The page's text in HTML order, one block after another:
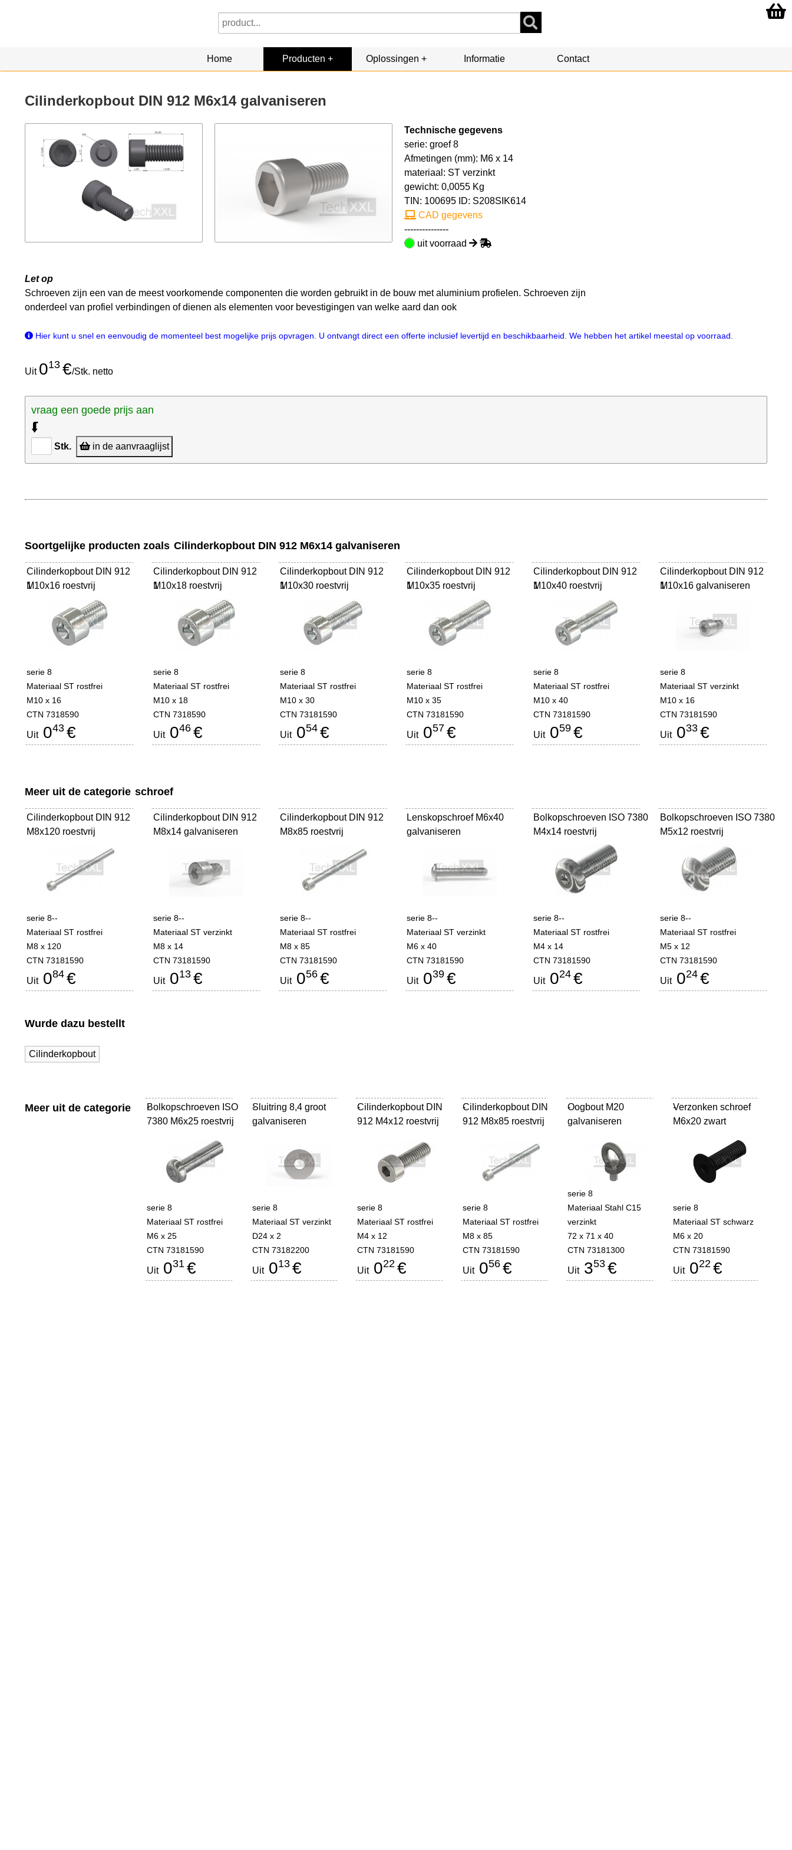
Home Producten Oplossingen Informatie Contact
Cilinderkopbout DIN 912 M6x14 galvaniseren
Technische gegevens
serie: groef 8
Afmetingen (mm): M6 x 14
materiaal: ST verzinkt
gewicht: 0,0055 Kg
TIN: 100695 ID: S208SIK614
CAD gegevens
---------------
uit voorraad
Let op
Schroeven zijn een van de meest voorkomende componenten die worden gebruikt in de bouw met aluminium profielen. Schroeven zijn
onderdeel van profiel verbindingen of dienen als elementen voor bevestigingen van welke aard dan ook
Hier kunt u snel en eenvoudig de momenteel best mogelijke prijs opvragen. U ontvangt direct een offerte inclusief levertijd en beschikbaarheid. We hebben het artikel meestal op voorraad.
Uit 013 €/Stk. netto
vraag een goede prijs aan
⮮
Stk. in de aanvraaglijst
Soortgelijke producten zoals Cilinderkopbout DIN 912 M6x14 galvaniseren
Cilinderkopbout DIN 912
M10x16 roestvrij
1
serie 8
Materiaal ST rostfrei
M10 x 16
CTN 7318590
Uit043 €
Cilinderkopbout DIN 912
M10x18 roestvrij
1
serie 8
Materiaal ST rostfrei
M10 x 18
CTN 7318590
Uit046 €
Cilinderkopbout DIN 912
M10x30 roestvrij
1
serie 8
Materiaal ST rostfrei
M10 x 30
CTN 73181590
Uit054 €
Cilinderkopbout DIN 912
M10x35 roestvrij
1
serie 8
Materiaal ST rostfrei
M10 x 35
CTN 73181590
Uit057 €
Cilinderkopbout DIN 912
M10x40 roestvrij
1
serie 8
Materiaal ST rostfrei
M10 x 40
CTN 73181590
Uit059 €
Cilinderkopbout DIN 912
M10x16 galvaniseren
1
serie 8
Materiaal ST verzinkt
M10 x 16
CTN 73181590
Uit033 €
Meer uit de categorie schroef
Cilinderkopbout DIN 912
M8x120 roestvrij
serie 8--
Materiaal ST rostfrei
M8 x 120
CTN 73181590
Uit084 €
Cilinderkopbout DIN 912
M8x14 galvaniseren
serie 8--
Materiaal ST verzinkt
M8 x 14
CTN 73181590
Uit013 €
Cilinderkopbout DIN 912
M8x85 roestvrij
serie 8--
Materiaal ST rostfrei
M8 x 85
CTN 73181590
Uit056 €
Lenskopschroef M6x40
galvaniseren
serie 8--
Materiaal ST verzinkt
M6 x 40
CTN 73181590
Uit039 €
Bolkopschroeven ISO 7380
M4x14 roestvrij
serie 8--
Materiaal ST rostfrei
M4 x 14
CTN 73181590
Uit024 €
Bolkopschroeven ISO 7380
M5x12 roestvrij
serie 8--
Materiaal ST rostfrei
M5 x 12
CTN 73181590
Uit024 €
Wurde dazu bestellt
Cilinderkopbout
Meer uit de categorie
Bolkopschroeven ISO
7380 M6x25 roestvrij
-
serie 8
Materiaal ST rostfrei
M6 x 25
CTN 73181590
Uit031 €
Sluitring 8,4 groot
galvaniseren
-
serie 8
Materiaal ST verzinkt
D24 x 2
CTN 73182200
Uit013 €
Cilinderkopbout DIN
912 M4x12 roestvrij
-
serie 8
Materiaal ST rostfrei
M4 x 12
CTN 73181590
Uit022 €
Cilinderkopbout DIN
912 M8x85 roestvrij
-
serie 8
Materiaal ST rostfrei
M8 x 85
CTN 73181590
Uit056 €
Oogbout M20
galvaniseren
-
serie 8
Materiaal Stahl C15
verzinkt
72 x 71 x 40
CTN 73181300
Uit353 €
Verzonken schroef
M6x20 zwart
-
serie 8
Materiaal ST schwarz
M6 x 20
CTN 73181590
Uit022 €